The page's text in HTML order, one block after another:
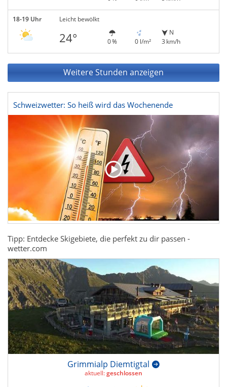
18-19 Uhr Leicht bewölkt
24° 0 % 0 l/m²
N
3 km/h
Weitere Stunden anzeigen
Schweizwetter: So heiß wird das Wochenende
Tipp: Entdecke Skigebiete, die perfekt zu dir passen -
wetter.com
Grimmialp Diemtigtal
aktuell:geschlossen